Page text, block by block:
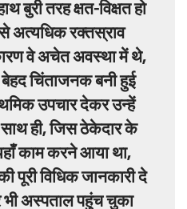
बुरी तरह क्षत-विक्षत हो
अत्यधिक रक्तस्राव
वे अचेत अवस्था में थे,
चिंताजनक बनी हुई
उपचार देकर उन्हें
ही, जिस ठेकेदार के
काम करने आया था,
पूरी विधिक जानकारी दे
भी अस्पताल पहुंच चुका